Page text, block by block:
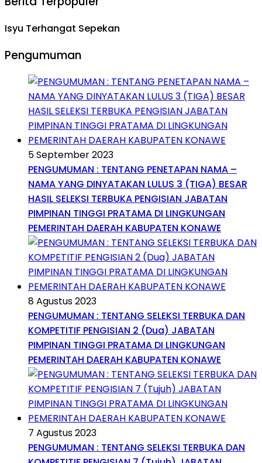
Isyu Terhangat Sepekan
Pengumuman
5 September 2023
PENGUMUMAN : TENTANG PENETAPAN NAMA –
NAMA YANG DINYATAKAN LULUS 3 (TIGA) BESAR
HASIL SELEKSI TERBUKA PENGISIAN JABATAN
PIMPINAN TINGGI PRATAMA DI LINGKUNGAN
PEMERINTAH DAERAH KABUPATEN KONAWE
8 Agustus 2023
PENGUMUMAN : TENTANG SELEKSI TERBUKA DAN
KOMPETITIF PENGISIAN 2 (Dua) JABATAN
PIMPINAN TINGGI PRATAMA DI LINGKUNGAN
PEMERINTAH DAERAH KABUPATEN KONAWE
7 Agustus 2023
PENGUMUMAN : TENTANG SELEKSI TERBUKA DAN